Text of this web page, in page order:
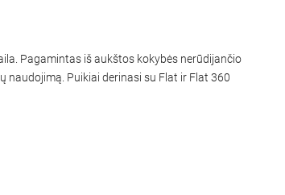
Pagamintas iš aukštos kokybės nerūdijančio
Puikiai derinasi su Flat ir Flat 360